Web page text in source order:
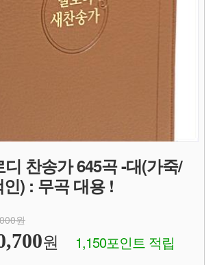
디 찬송가 645곡 -대(가죽/
) : 무곡 대용 !
원
원 1,150포인트 적립